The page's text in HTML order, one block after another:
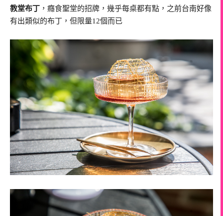
教堂布丁 ，癮食聖堂的招牌，幾乎每桌都有點，之前台南好像
有出類似的布丁，但限量12個而已